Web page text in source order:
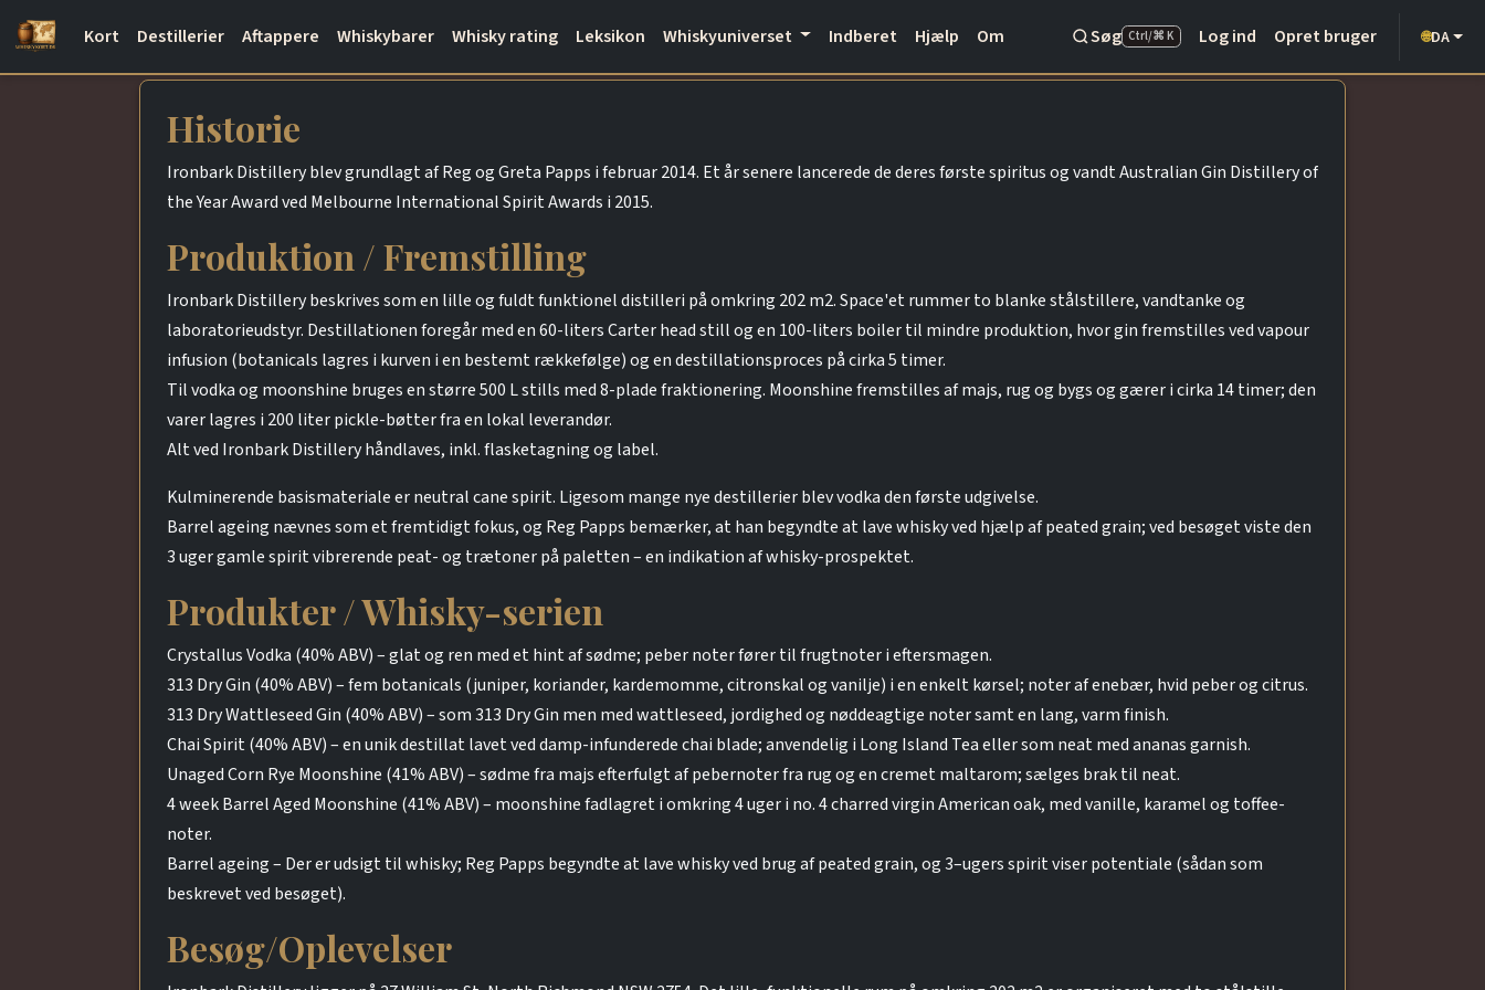
Kort Destillerier Aftappere Whiskybarer Whisky rating Leksikon Whiskyuniverset Indberet Hjælp Om Søg Ctrl/⌘ K Log ind Opret bruger 🌐DA
Historie
Ironbark Distillery blev grundlagt af Reg og Greta Papps i februar 2014. Et år senere lancerede de deres første spiritus og vandt Australian Gin Distillery of
the Year Award ved Melbourne International Spirit Awards i 2015.
Produktion / Fremstilling
Ironbark Distillery beskrives som en lille og fuldt funktionel distilleri på omkring 202 m2. Space'et rummer to blanke stålstillere, vandtanke og
laboratorieudstyr. Destillationen foregår med en 60-liters Carter head still og en 100-liters boiler til mindre produktion, hvor gin fremstilles ved vapour
infusion (botanicals lagres i kurven i en bestemt rækkefølge) og en destillationsproces på cirka 5 timer.
Til vodka og moonshine bruges en større 500 L stills med 8-plade fraktionering. Moonshine fremstilles af majs, rug og bygs og gærer i cirka 14 timer; den
varer lagres i 200 liter pickle-bøtter fra en lokal leverandør.
Alt ved Ironbark Distillery håndlaves, inkl. flasketagning og label.
Kulminerende basismateriale er neutral cane spirit. Ligesom mange nye destillerier blev vodka den første udgivelse.
Barrel ageing nævnes som et fremtidigt fokus, og Reg Papps bemærker, at han begyndte at lave whisky ved hjælp af peated grain; ved besøget viste den
3 uger gamle spirit vibrerende peat- og trætoner på paletten – en indikation af whisky-prospektet.
Produkter / Whisky-serien
Crystallus Vodka (40% ABV) – glat og ren med et hint af sødme; peber noter fører til frugtnoter i eftersmagen.
313 Dry Gin (40% ABV) – fem botanicals (juniper, koriander, kardemomme, citronskal og vanilje) i en enkelt kørsel; noter af enebær, hvid peber og citrus.
313 Dry Wattleseed Gin (40% ABV) – som 313 Dry Gin men med wattleseed, jordighed og nøddeagtige noter samt en lang, varm finish.
Chai Spirit (40% ABV) – en unik destillat lavet ved damp-infunderede chai blade; anvendelig i Long Island Tea eller som neat med ananas garnish.
Unaged Corn Rye Moonshine (41% ABV) – sødme fra majs efterfulgt af pebernoter fra rug og en cremet maltarom; sælges brak til neat.
4 week Barrel Aged Moonshine (41% ABV) – moonshine fadlagret i omkring 4 uger i no. 4 charred virgin American oak, med vanille, karamel og toffee-
noter.
Barrel ageing – Der er udsigt til whisky; Reg Papps begyndte at lave whisky ved brug af peated grain, og 3–ugers spirit viser potentiale (sådan som
beskrevet ved besøget).
Besøg/Oplevelser